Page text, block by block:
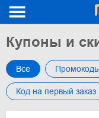
Купоны и
Все Промокоды
Код на первый заказ